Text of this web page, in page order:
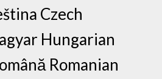
Czech
Hungarian
Romanian